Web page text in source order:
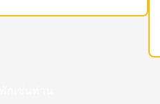
กเช่นท่าน